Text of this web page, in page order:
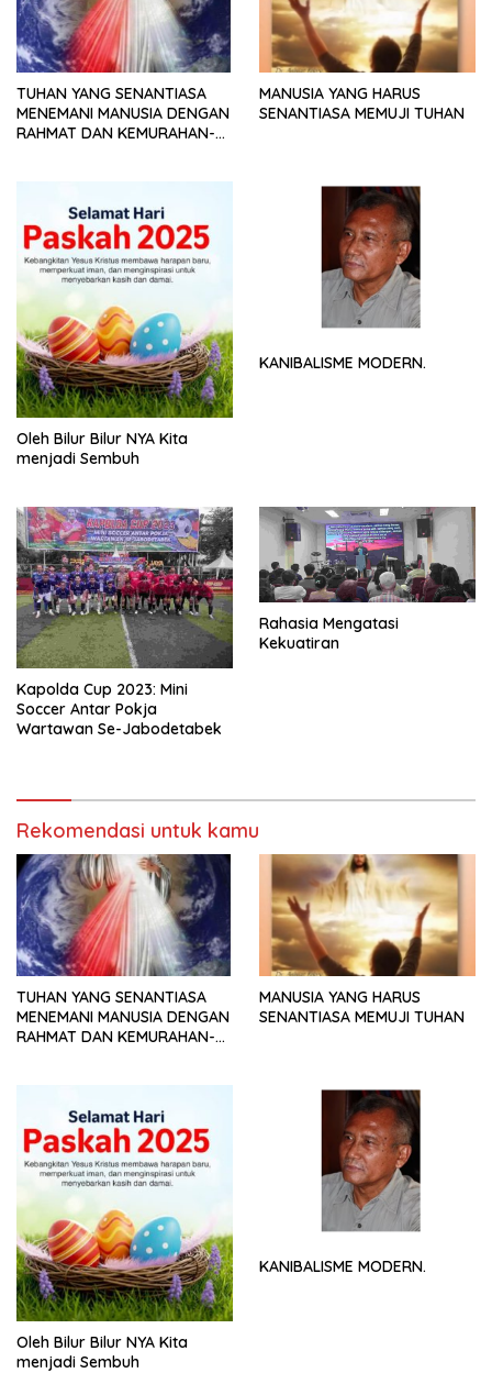
TUHAN YANG SENANTIASA
MENEMANI MANUSIA DENGAN
RAHMAT DAN KEMURAHAN-
MANUSIA YANG HARUS
SENANTIASA MEMUJI TUHAN
Oleh Bilur Bilur NYA Kita
menjadi Sembuh
KANIBALISME MODERN.
Kapolda Cup 2023: Mini
Soccer Antar Pokja
Wartawan Se-Jabodetabek
Rahasia Mengatasi
Kekuatiran
Rekomendasi untuk kamu
TUHAN YANG SENANTIASA
MENEMANI MANUSIA DENGAN
RAHMAT DAN KEMURAHAN-
MANUSIA YANG HARUS
SENANTIASA MEMUJI TUHAN
Oleh Bilur Bilur NYA Kita
menjadi Sembuh
KANIBALISME MODERN.